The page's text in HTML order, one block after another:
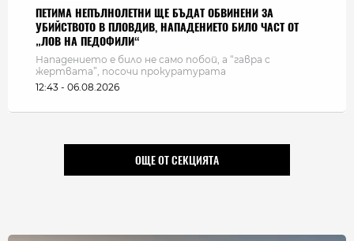
ПЕТИМА НЕПЪЛНОЛЕТНИ ЩЕ БЪДАТ ОБВИНЕНИ ЗА
УБИЙСТВОТО В ПЛОВДИВ, НАПАДЕНИЕТО БИЛО ЧАСТ ОТ
„ЛОВ НА ПЕДОФИЛИ“
Нападението е било не само побой, а “гавра с
жертвата”, посочи прокуратурата
12:43 - 06.08.2026
ОЩЕ ОТ СЕКЦИЯТА